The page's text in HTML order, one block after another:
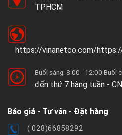
TPHCM
https://vinanetco.com/
Buổi sáng: 8:00 - 12:00 Buổi
đến thứ 7 hàng tuần -
Báo giá - Tư vấn - Đặt hàng
( 028)66858292